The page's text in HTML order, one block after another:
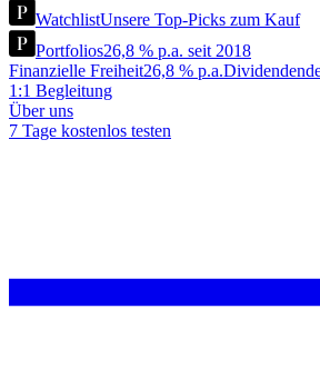
WatchlistUnsere Top-Picks zum Kauf
Portfolios26,8 % p.a. seit 2018
Finanzielle Freiheit26,8 % p.a.
1:1 Begleitung
Über uns
7 Tage kostenlos testen